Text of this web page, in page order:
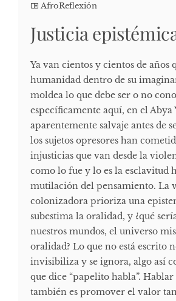
AfroReflexión
Justicia
Ya van cientos y cientos de años
humanidad dentro de su
moldea lo que debe ser o no
específicamente aquí, en el
aparentemente salvaje antes de
los sujetos opresores han
injusticias que van desde la
como lo fue y lo es la esclavitud
mutilación del pensamiento. La
colonizadora prioriza una
subestima la oralidad, y ¿qué
nuestros mundos, el universo
oralidad? Lo que no está escrito
invisibiliza y se ignora, algo así
que dice “papelito habla”.
también es promover el valor